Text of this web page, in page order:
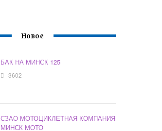
Новое
БАК НА МИНСК 125
3602
СЗАО МОТОЦИКЛЕТНАЯ КОМПАНИЯ
МИНСК МОТО